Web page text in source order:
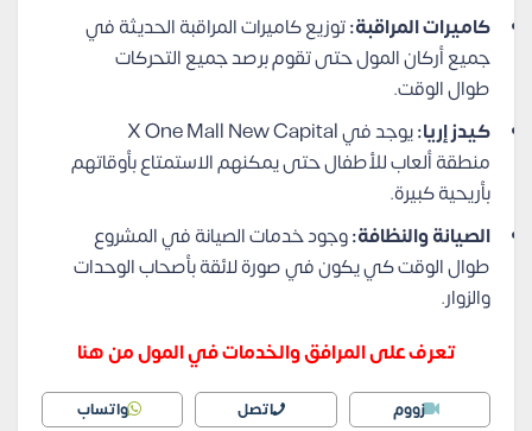
كاميرات المراقبة:توزيع كاميرات المراقبة الحديثة في
جميع أركان المول حتى تقوم برصد جميع التحركات
طوال الوقت.
كيدز إريا:
يوجد في X One Mall New Capital
منطقة ألعاب للأطفال حتى يمكنهم الاستمتاع بأوقاتهم
بأريحية كبيرة.
الصيانة والنظافة:وجود خدمات الصيانة في المشروع
طوال الوقت كي يكون في صورة لائقة بأصحاب الوحدات
والزوار.
تعرف على المرافق والخدمات في المول من هنا
زووم اتصل واتساب